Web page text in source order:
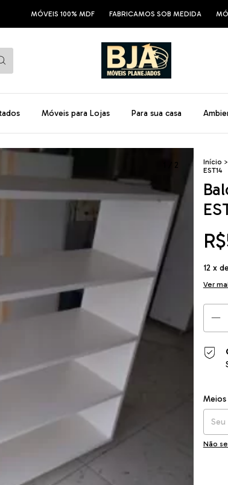
MÓVEIS 100% MDF FABRICAMOS SOB MEDIDA MÓVEIS
Móveis para Lojas Para sua casa
2 Início >
EST14
12 x de
Ver
Não